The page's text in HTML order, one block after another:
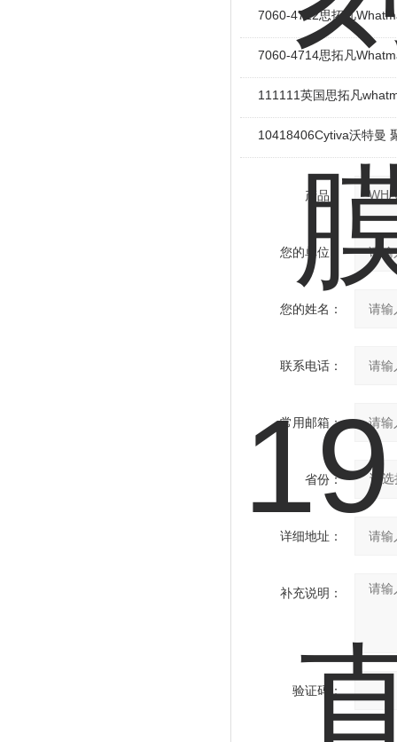
7060-4712思拓凡
7060-4714思拓凡
111111英国思拓凡
10418406Cytiva沃特曼
产品：
您的单位：
您的姓名：
联系电话：
常用邮箱：
省份：
详细地址：
补充说明：
验证码：